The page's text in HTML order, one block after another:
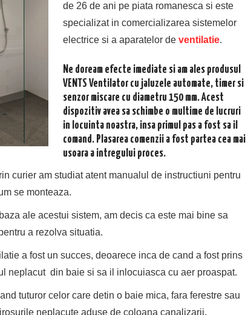
de 26 de ani pe piata romanesca si este
specializat in comercializarea sistemelor
electrice si a aparatelor de ventilatie.
Ne doream efecte imediate si am ales produsul
VENTS Ventilator cu jaluzele automate, timer si
senzor miscare cu diametru 150 mm. Acest
dispozitiv avea sa schimbe o multime de lucruri
in locuinta noastra, insa primul pas a fost sa il
comand. Plasarea comenzii a fost partea cea mai
usoara a intregului proces.
curier am studiat atent manualul de instructiuni pentru
se monteaza.
ale acestui sistem, am decis ca este mai bine sa
a rezolva situatia.
a fost un succes, deoarece inca de cand a fost prins
neplacut din baie si sa il inlocuiasca cu aer proaspat.
tuturor celor care detin o baie mica, fara ferestre sau
neplacute aduse de coloana canalizarii.